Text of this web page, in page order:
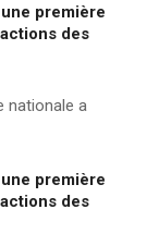
première
des
nationale a
première
des